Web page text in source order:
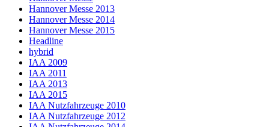
Hannover Messe 2013
Hannover Messe 2014
Hannover Messe 2015
Headline
hybrid
IAA 2009
IAA 2011
IAA 2013
IAA 2015
IAA Nutzfahrzeuge 2010
IAA Nutzfahrzeuge 2012